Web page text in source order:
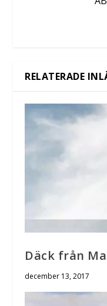
RELATERADE
Däck från
december 13, 2017